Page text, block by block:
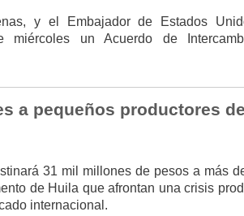
y el Embajador de Estados
miércoles un Acuerdo de
a pequeños productores de
31 mil millones de pesos a más
de Huila que afrontan una crisis
internacional.